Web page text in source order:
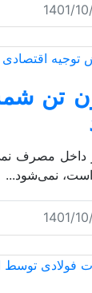
1401/
میلیون
داخل مصرف
نمی‌شود...
1401/